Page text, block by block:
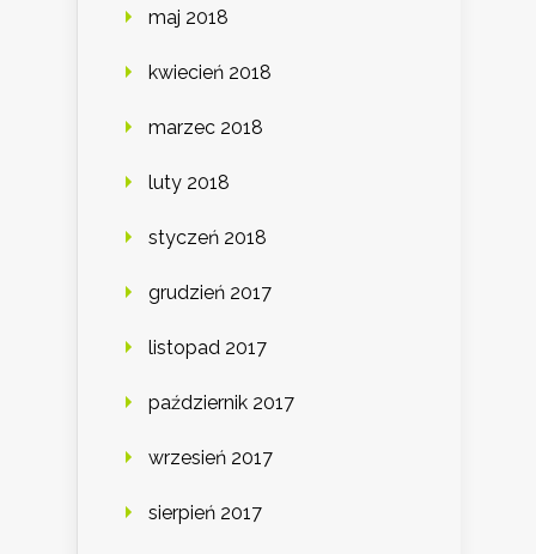
maj 2018
kwiecień 2018
marzec 2018
luty 2018
styczeń 2018
grudzień 2017
listopad 2017
październik 2017
wrzesień 2017
sierpień 2017